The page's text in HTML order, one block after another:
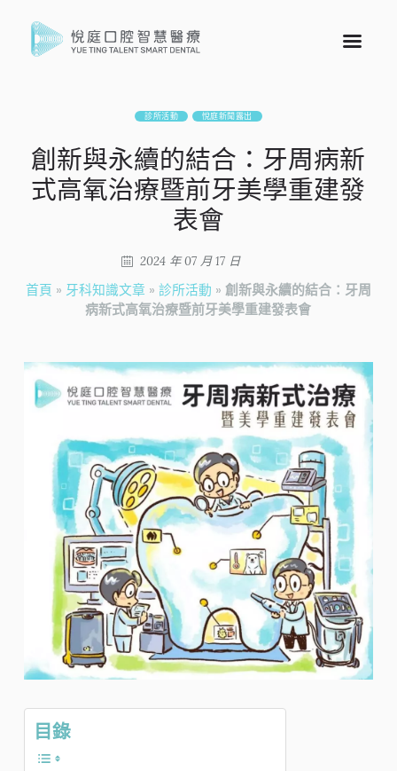
診所活動 悅庭新聞露出
創新與永續的結合：牙周病新
式高氧治療暨前牙美學重建發
表會
2024 年 07 月 17 日
首頁 » 牙科知識文章 » 診所活動 » 創新與永續的結合：牙周
病新式高氧治療暨前牙美學重建發表會
目錄